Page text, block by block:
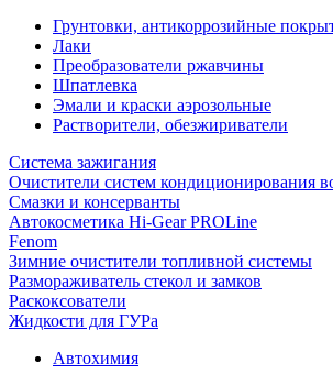
Грунтовки, антикоррозийные
Лаки
Преобразователи ржавчины
Шпатлевка
Эмали и краски аэрозольные
Растворители, обезжириватели
Система зажигания
Очистители систем кондиционирования
Смазки и консерванты
Автокосметика Hi-Gear PROLine
Fenom
Зимние очистители топливной системы
Размораживатель стекол и замков
Раскоксователи
Жидкости для ГУРа
Автохимия